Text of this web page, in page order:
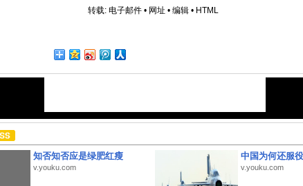
转载: 电子邮件• 网址 • 编辑• HTML
知否知否应是绿肥红瘦
v.youku.com
中国为何还服
v.youku.com